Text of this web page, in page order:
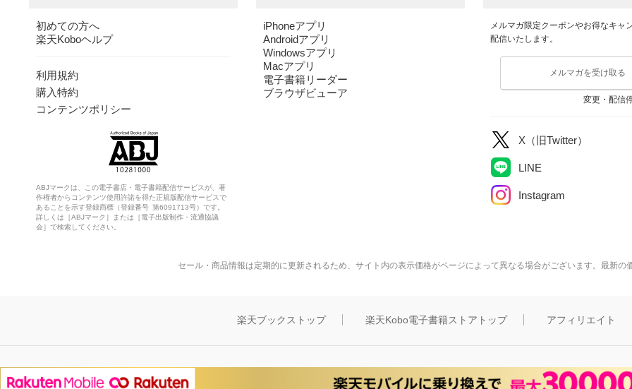
初めての方へ
楽天Koboヘルプ
利用規約
購入特約
コンテンツポリシー
ABJマークは、この電子書店・電子書籍配信サービスが、著
作権者からコンテンツ使用許諾を得た正規版配信サービスで
あることを示す登録商標（登録番号 第6091713号）です。
詳しくは［ABJマーク］または［電子出版制作・流通協議
会］で検索してください。
iPhoneアプリ
Androidアプリ
Windowsアプリ
Macアプリ
電子書籍リーダー
ブラウザビューア
メルマガ限定クーポンやお得なキャ
配信いたします。
メルマガを受け取る
変更・配信
X（旧Twitter）
LINE
Instagram
セール・商品情報は定期的に更新されるため、サイト内の表示価格がページによって異なる場合がございます。最新の
楽天ブックストップ 楽天Kobo電子書籍ストアトップ アフィリエイト